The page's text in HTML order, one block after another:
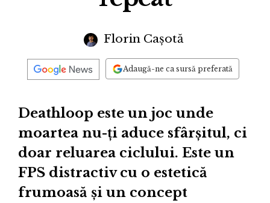
Florin Cașotă
Adaugă-ne ca sursă preferată
Deathloop este un joc unde
moartea nu-ți aduce sfârșitul, ci
doar reluarea ciclului. Este un
FPS distractiv cu o estetică
frumoasă și un concept